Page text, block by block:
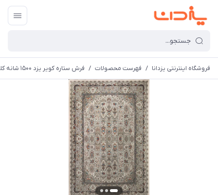
فروشگاه اینترنتی یزدانا / فهرست محصولات / فرش ستاره کویر یزد 1500 شانه کلکسیون ستارگان کویر کد TX503 زمینه 1003 (برجسته)